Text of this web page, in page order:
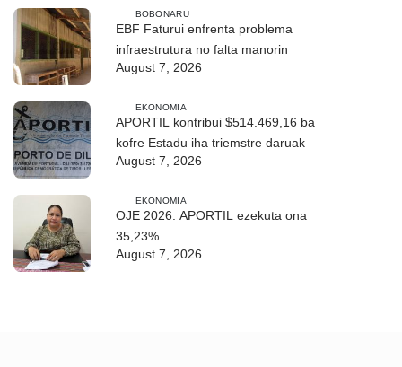
BOBONARU
EBF Faturui enfrenta problema
infraestrutura no falta manorin
August 7, 2026
EKONOMIA
APORTIL kontribui $514.469,16 ba
kofre Estadu iha triemstre daruak
August 7, 2026
EKONOMIA
OJE 2026: APORTIL ezekuta ona
35,23%
August 7, 2026